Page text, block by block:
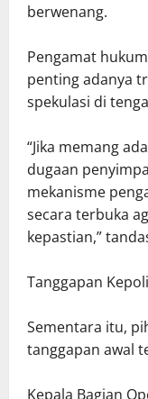
berwenang.
Pengamat
penting adanya
spekulasi di
“Jika memang
dugaan
mekanisme
secara terbuka
kepastian,”
Tanggapan
Sementara itu,
tanggapan awal
Kepala Bagian